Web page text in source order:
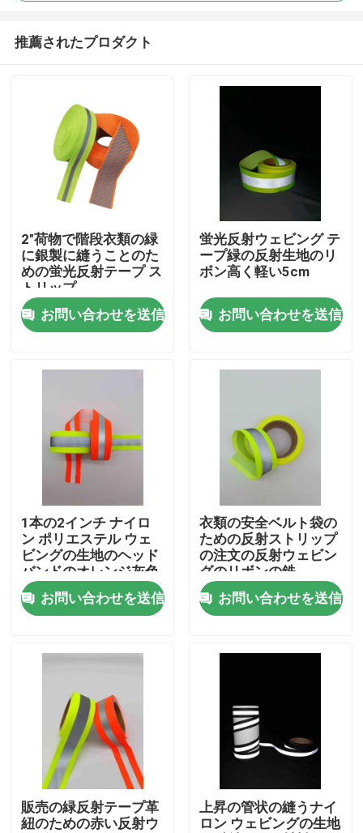
企業情報
会社案内
品質管理
お問い合わせ
すべての場合
見積依頼
反射生地
推薦されたプロダクト
2"荷物で階段衣類の緑
に銀製に縫うことのた
めの蛍光反射テープ ス
トリップ
お問い合わせを送信
蛍光反射ウェビング テ
ープ緑の反射生地のリ
ボン高く軽い5cm
お問い合わせを送信
1本の2インチ ナイロ
ン ポリエステル ウェ
ビングの生地のヘッド
バンドのオレンジ灰色
のための縫うリボンの
革紐のストリップ
お問い合わせを送信
衣類の安全ベルト袋の
ための反射ストリップ
の注文の反射ウェビン
グのリボンの鉄
お問い合わせを送信
販売の緑反射テープ革
紐のための赤い反射ウ
上昇の管状の縫うナイ
ロン ウェビングの生地